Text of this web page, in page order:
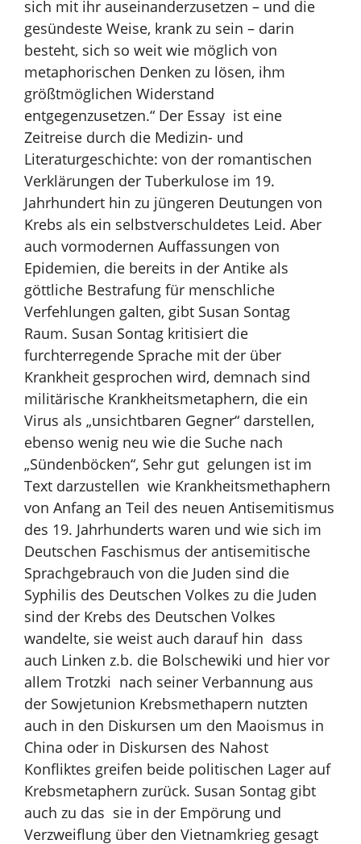
sich mit ihr auseinanderzusetzen – und die
gesündeste Weise, krank zu sein – darin
besteht, sich so weit wie möglich von
metaphorischen Denken zu lösen, ihm
größtmöglichen Widerstand
entgegenzusetzen.“ Der Essay ist eine
Zeitreise durch die Medizin- und
Literaturgeschichte: von der romantischen
Verklärungen der Tuberkulose im 19.
Jahrhundert hin zu jüngeren Deutungen von
Krebs als ein selbstverschuldetes Leid. Aber
auch vormodernen Auffassungen von
Epidemien, die bereits in der Antike als
göttliche Bestrafung für menschliche
Verfehlungen galten, gibt Susan Sontag
Raum. Susan Sontag kritisiert die
furchterregende Sprache mit der über
Krankheit gesprochen wird, demnach sind
militärische Krankheitsmetaphern, die ein
Virus als „unsichtbaren Gegner“ darstellen,
ebenso wenig neu wie die Suche nach
„Sündenböcken“, Sehr gut gelungen ist im
Text darzustellen wie Krankheitsmethaphern
von Anfang an Teil des neuen Antisemitismus
des 19. Jahrhunderts waren und wie sich im
Deutschen Faschismus der antisemitische
Sprachgebrauch von die Juden sind die
Syphilis des Deutschen Volkes zu die Juden
sind der Krebs des Deutschen Volkes
wandelte, sie weist auch darauf hin dass
auch Linken z.b. die Bolschewiki und hier vor
allem Trotzki nach seiner Verbannung aus
der Sowjetunion Krebsmethapern nutzten
auch in den Diskursen um den Maoismus in
China oder in Diskursen des Nahost
Konfliktes greifen beide politischen Lager auf
Krebsmetaphern zurück. Susan Sontag gibt
auch zu das sie in der Empörung und
Verzweiflung über den Vietnamkrieg gesagt